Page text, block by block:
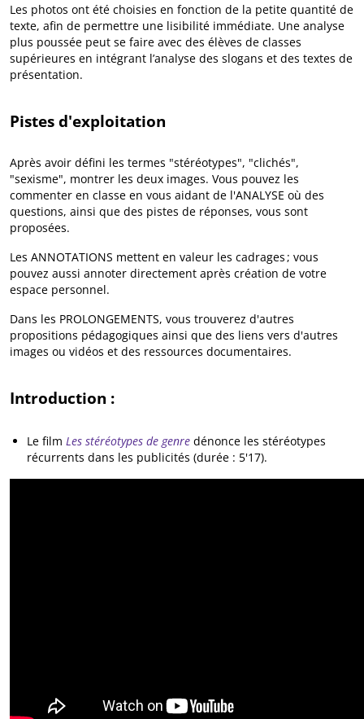
Les photos ont été choisies en fonction de la petite quantité de
texte, afin de permettre une lisibilité immédiate. Une analyse
plus poussée peut se faire avec des élèves de classes
supérieures en intégrant l’analyse des slogans et des textes de
présentation.
Pistes d'exploitation
Après avoir défini les termes "stéréotypes", "clichés",
"sexisme", montrer les deux images. Vous pouvez les
commenter en classe en vous aidant de l'ANALYSE où des
questions, ainsi que des pistes de réponses, vous sont
proposées.
Les ANNOTATIONS mettent en valeur les cadrages ; vous
pouvez aussi annoter directement après création de votre
espace personnel.
Dans les PROLONGEMENTS, vous trouverez d'autres
propositions pédagogiques ainsi que des liens vers d'autres
images ou vidéos et des ressources documentaires.
Introduction :
Le film Les stéréotypes de genre dénonce les stéréotypes
récurrents dans les publicités (durée : 5'17).